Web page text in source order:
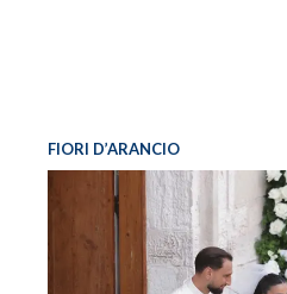
FIORI D’ARANCIO